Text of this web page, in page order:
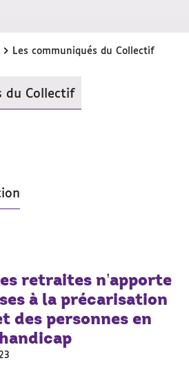
› Les communiqués du Collectif
du Collectif
retraites n’apporte
à la précarisation
des personnes en